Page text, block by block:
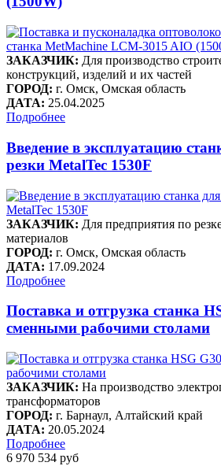
ЗАКАЗЧИК: Для производство
конструкций, изделий и их частей
ГОРОД: г. Омск, Омская область
ДАТА: 25.04.2025
Подробнее
Введение в эксплуатацию
резки MetalTec 1530F
ЗАКАЗЧИК: Для предприятия по
материалов
ГОРОД: г. Омск, Омская область
ДАТА: 17.09.2024
Подробнее
Поставка и отгрузка станка
сменными рабочими столами
ЗАКАЗЧИК: На производство
трансформаторов
ГОРОД: г. Барнаул, Алтайский край
ДАТА: 20.05.2024
Подробнее
6 970 534 руб